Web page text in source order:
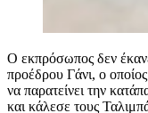
Ο εκπρόσωπος δεν
προέδρου Γάνι, ο
να παρατείνει την
και κάλεσε τους